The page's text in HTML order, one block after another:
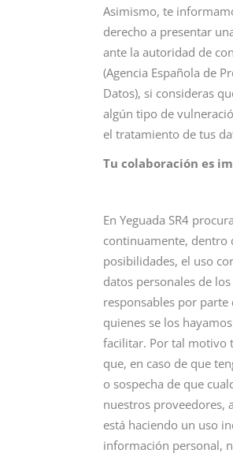
Asimismo, te
derecho a presentar
ante la autoridad de
(Agencia Española de
Datos), si consideras
algún tipo de
el tratamiento de tus
Tu colaboración es
En Yeguada SR4
continuamente, dentro
posibilidades, el uso
datos personales de
responsables por parte
quienes se los
facilitar. Por tal motivo
que, en caso de que
o sospecha de que
nuestros proveedores,
está haciendo un uso
información personal,